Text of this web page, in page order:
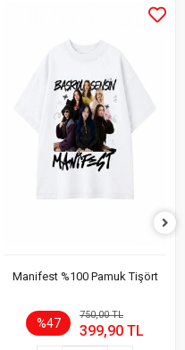
Manifest %100 Pamuk Tişört
%47
750,00 TL
399,90 TL